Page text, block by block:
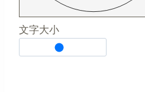
文字大小